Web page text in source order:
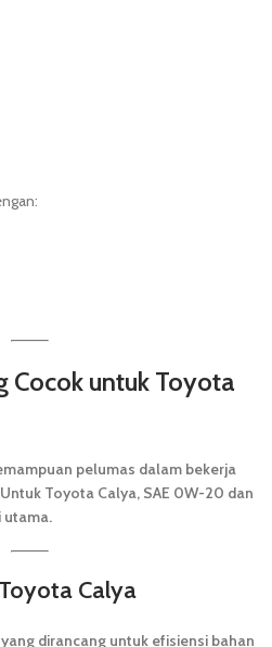
Cocok untuk Toyota
pelumas dalam bekerja
Toyota Calya, SAE 0W-20 dan
utama.
Calya
dirancang untuk efisiensi bahan